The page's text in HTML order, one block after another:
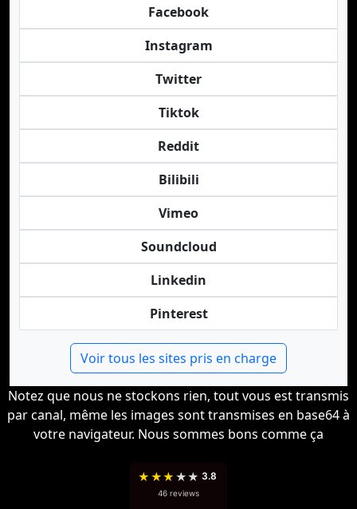
Facebook
Instagram
Twitter
Tiktok
Reddit
Bilibili
Vimeo
Soundcloud
Linkedin
Pinterest
Voir tous les sites pris en charge
Notez que nous ne stockons rien, tout vous est transmis
par canal, même les images sont transmises en base64 à
votre navigateur. Nous sommes bons comme ça
★ ★★ ★★ 3.8
46 reviews